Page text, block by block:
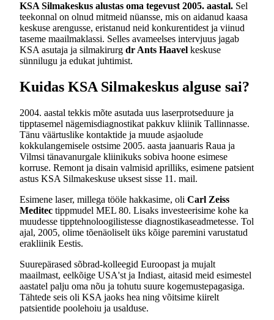
KSA Silmakeskus alustas oma tegevust 2005. aastal. Sel
teekonnal on olnud mitmeid nüansse, mis on aidanud kaasa
keskuse arengusse, eristanud neid konkurentidest ja viinud
taseme maailmaklassi. Selles avameelses intervjuus jagab
KSA asutaja ja silmakirurg dr Ants Haavel keskuse
sünnilugu ja edukat juhtimist.
Kuidas KSA Silmakeskus alguse sai?
2004. aastal tekkis mõte asutada uus laserprotseduure ja
tipptasemel nägemisdiagnostikat pakkuv kliinik Tallinnasse.
Tänu väärtuslike kontaktide ja muude asjaolude
kokkulangemisele ostsime 2005. aasta jaanuaris Raua ja
Vilmsi tänavanurgale kliinikuks sobiva hoone esimese
korruse. Remont ja disain valmisid aprilliks, esimene patsient
astus KSA Silmakeskuse uksest sisse 11. mail.
Esimene laser, millega tööle hakkasime, oli Carl Zeiss
Meditec tippmudel MEL 80. Lisaks investeerisime kohe ka
muudesse tipptehnoloogilistesse diagnostikaseadmetesse. Tol
ajal, 2005, olime tõenäoliselt üks kõige paremini varustatud
erakliinik Eestis.
Suurepärased sõbrad-kolleegid Euroopast ja mujalt
maailmast, eelkõige USA'st ja Indiast, aitasid meid esimestel
aastatel palju oma nõu ja tohutu suure kogemustepagasiga.
Tähtede seis oli KSA jaoks hea ning võitsime kiirelt
patsientide poolehoiu ja usalduse.